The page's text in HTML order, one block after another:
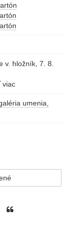
v. hložník, 7. 8.
viac
umenia,